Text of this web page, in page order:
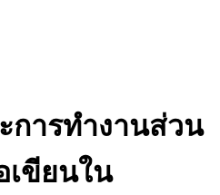
การทำงานส่วน
ขียนใน